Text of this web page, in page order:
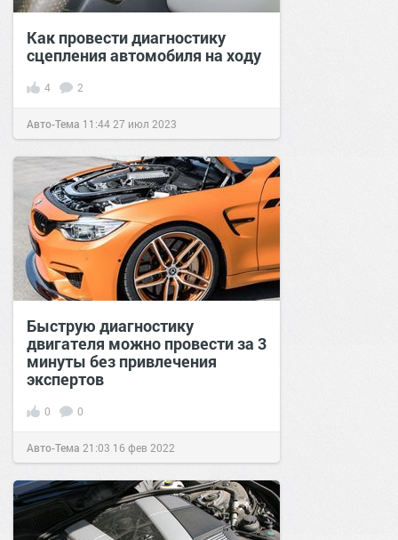
Как провести диагностику
сцепления автомобиля на ходу
4 2
Авто-Тема 11:4427 июл 2023
Быструю диагностику
двигателя можно провести за 3
минуты без привлечения
экспертов
0 0
Авто-Тема 21:03 16 фев 2022